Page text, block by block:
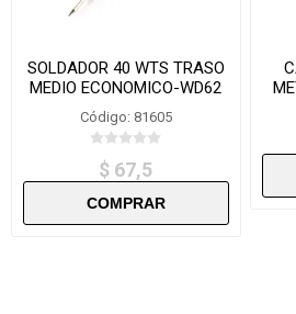
SOLDADOR 40 WTS TRASO
MEDIO ECONOMICO-WD62
Código: 81605
$ 67,5